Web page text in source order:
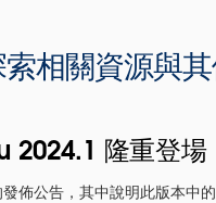
相關資源與
2024.1 隆重登場
佈公告，其中說明此版本中